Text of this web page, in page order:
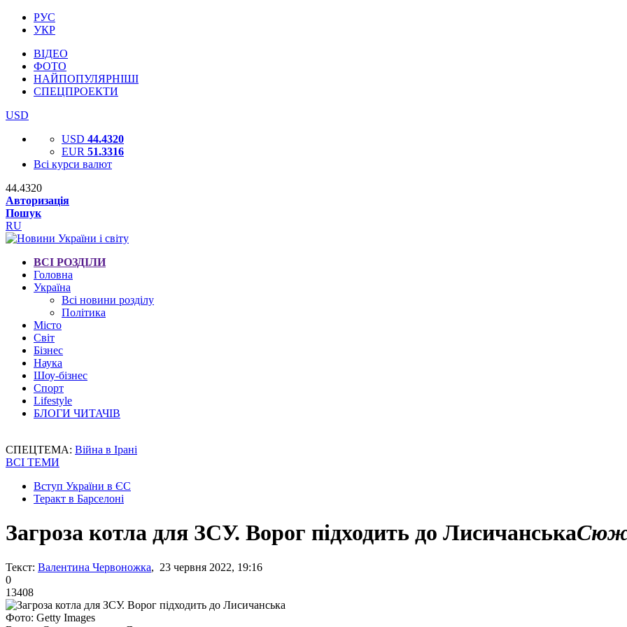
РУС
УКР
ВІДЕО
ФОТО
НАЙПОПУЛЯРНІШІ
СПЕЦПРОЕКТИ
USD
USD 44.4320
EUR 51.3316
Всі курси валют
44.4320
Авторизація
Пошук
RU
ВСІ РОЗДІЛИ
Головна
Україна
Всі новини розділу
Політика
Місто
Світ
Бізнес
Наука
Шоу-бізнес
Спорт
Lifestyle
БЛОГИ ЧИТАЧІВ
СПЕЦТЕМА: Війна в Ірані
ВСІ ТЕМИ
Вступ України в ЄС
Теракт в Барселоні
Загроза котла для ЗСУ. Ворог підходить до Лисичанська
Текст: Валентина Червоножка, 23 червня 2022, 19:16
0
13408
Фото: Getty Images